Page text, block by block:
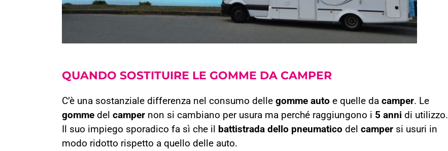
QUANDO SOSTITUIRE LE GOMME DA CAMPER
C’è una sostanziale differenza nel consumo delle gomme auto e quelle da camper. Le
gomme del camper non si cambiano per usura ma perché raggiungono i 5 anni di utilizzo.
Il suo impiego sporadico fa sì che il
battistrada dello pneumatico del camper si usuri in
modo ridotto rispetto a quello delle auto.